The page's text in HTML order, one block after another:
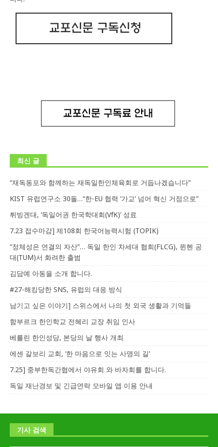
최신 글
“재독동포와 함께하는 재독일한인체육회로 거듭나겠습니다”
KIST 유럽연구소 30돌…“한-EU 협력 ‘가교’ 넘어 혁신 거점으로”
튀빙겐대, ‘독일어권 한국학대회(VfK)’ 성료
7.23 접수마감] 제108회 한국어능력시험 (TOPIK)
“정체성은 연결의 자산”… 독일 한인 차세대 협회(FLCG), 뮌헨 공
대(TUM)서 화려한 출범
김담예 아동을 소개 합니다.
#27-해킹당한 SNS, 유럽의 대응 방식
남기고 싶은 이야기] 스위스에서 나의 첫 외국 생활과 기억들
함부르크 한인학교 전혜리 교장 취임 인사
베를린 한인성당, 본당의 날 행사 개최
에센 갈보리 교회, ‘한 마음으로 잇는 사명의 길’
7.25] 중부한독간협에서 야유회 와 바자회를 합니다.
독일 재난경보 및 긴급연락 모바일 앱 이용 안내
기사 검색